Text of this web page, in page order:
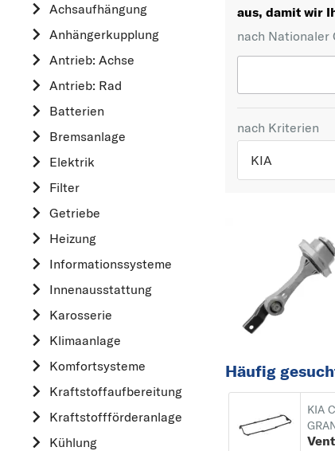
Achsaufhängung
Anhängerkupplung
Antrieb: Achse
Antrieb: Rad
Batterien
Bremsanlage
Elektrik
Filter
Getriebe
Heizung
Informationssysteme
Innenausstattung
Karosserie
Klimaanlage
Komfortsysteme
Kraftstoff­aufbereitung
Kraftstoff­förderanlage
Kühlung
aus, damit wir
nach Nationaler
nach Kriterien
KIA
MERCEDES-
FORD
AUDI
ALFA ROMEO
AUDI
B
Häufig
KIA